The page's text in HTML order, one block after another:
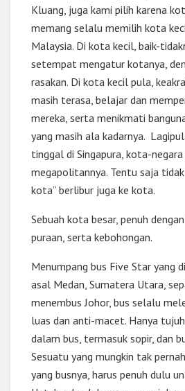
Kluang, juga kami pilih karena
memang selalu memilih kota
Malaysia. Di kota kecil, baik-
setempat mengatur kotanya,
rasakan. Di kota kecil pula,
masih terasa, belajar dan
mereka, serta menikmati
yang masih ala kadarnya.
tinggal di Singapura, kota-
megapolitannya. Tentu saja tidak
kota” berlibur juga ke kota.
Sebuah kota besar, penuh
puraan, serta kebohongan.
Menumpang bus Five Star yang
asal Medan, Sumatera Utara,
menembus Johor, bus selalu
luas dan anti-macet. Hanya
dalam bus, termasuk sopir, dan
Sesuatu yang mungkin tak
yang busnya, harus penuh dulu